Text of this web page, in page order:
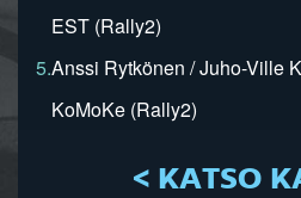
EST (Rally2)
5.Anssi Rytkönen / Juho-Ville
KoMoKe (Rally2)
< KATSO